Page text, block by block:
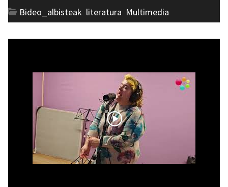
Bideo_albisteak literatura Multimedia